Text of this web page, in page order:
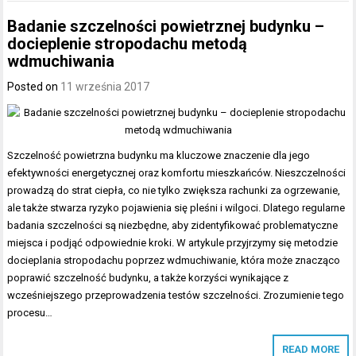
Badanie szczelności powietrznej budynku –
docieplenie stropodachu metodą
wdmuchiwania
Posted on 11 września 2017
Szczelność powietrzna budynku ma kluczowe znaczenie dla jego
efektywności energetycznej oraz komfortu mieszkańców. Nieszczelności
prowadzą do strat ciepła, co nie tylko zwiększa rachunki za ogrzewanie,
ale także stwarza ryzyko pojawienia się pleśni i wilgoci. Dlatego regularne
badania szczelności są niezbędne, aby zidentyfikować problematyczne
miejsca i podjąć odpowiednie kroki. W artykule przyjrzymy się metodzie
docieplania stropodachu poprzez wdmuchiwanie, która może znacząco
poprawić szczelność budynku, a także korzyści wynikające z
wcześniejszego przeprowadzenia testów szczelności. Zrozumienie tego
procesu…
READ MORE